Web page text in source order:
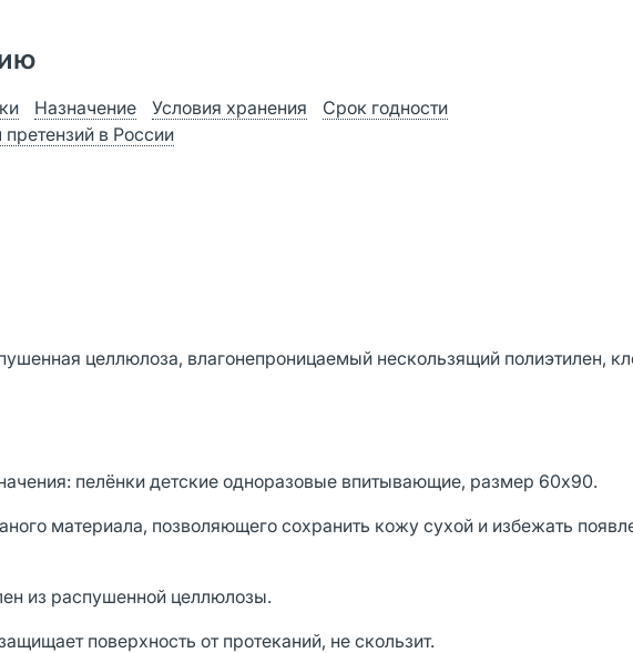
Назначение Условия хранения
Срок годности
в России
целлюлоза, влагонепроницаемый нескользящий полиэтилен,
пелёнки детские одноразовые впитывающие, размер 60х90.
материала, позволяющего сохранить кожу сухой и избежать
из распушенной целлюлозы.
поверхность от протеканий, не скользит.